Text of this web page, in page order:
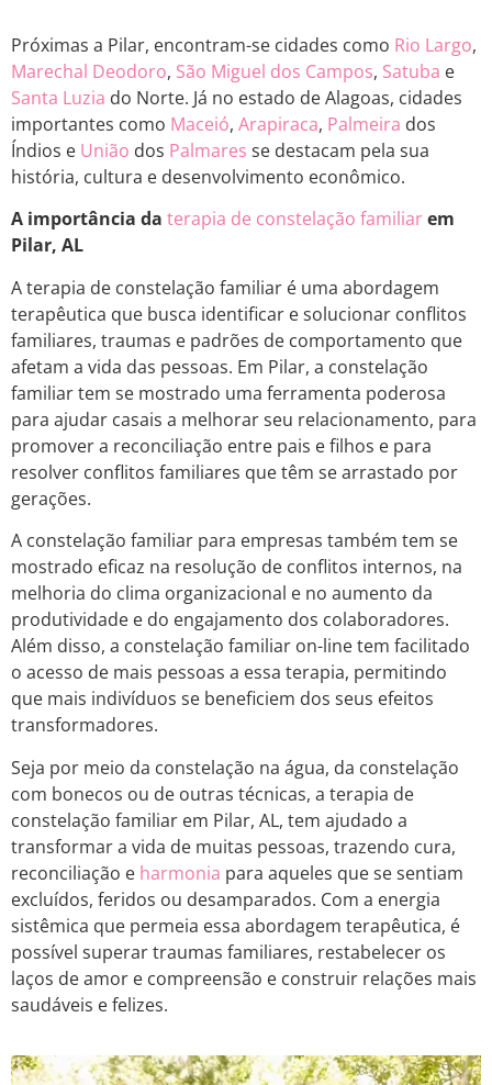
Próximas a Pilar, encontram-se cidades como Rio Largo,
Marechal Deodoro, São Miguel dos Campos, Satuba e
Santa Luzia do Norte. Já no estado de Alagoas, cidades
importantes como Maceió, Arapiraca, Palmeira dos
Índios e União dos Palmares se destacam pela sua
história, cultura e desenvolvimento econômico.
A importância da terapia de constelação familiarem
Pilar, AL
A terapia de constelação familiar é uma abordagem
terapêutica que busca identificar e solucionar conflitos
familiares, traumas e padrões de comportamento que
afetam a vida das pessoas. Em Pilar, a constelação
familiar tem se mostrado uma ferramenta poderosa
para ajudar casais a melhorar seu relacionamento, para
promover a reconciliação entre pais e filhos e para
resolver conflitos familiares que têm se arrastado por
gerações.
A constelação familiar para empresas também tem se
mostrado eficaz na resolução de conflitos internos, na
melhoria do clima organizacional e no aumento da
produtividade e do engajamento dos colaboradores.
Além disso, a constelação familiar on-line tem facilitado
o acesso de mais pessoas a essa terapia, permitindo
que mais indivíduos se beneficiem dos seus efeitos
transformadores.
Seja por meio da constelação na água, da constelação
com bonecos ou de outras técnicas, a terapia de
constelação familiar em Pilar, AL, tem ajudado a
transformar a vida de muitas pessoas, trazendo cura,
reconciliação e harmonia para aqueles que se sentiam
excluídos, feridos ou desamparados. Com a energia
sistêmica que permeia essa abordagem terapêutica, é
possível superar traumas familiares, restabelecer os
laços de amor e compreensão e construir relações mais
saudáveis e felizes.